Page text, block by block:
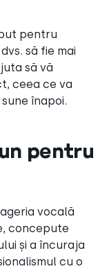
pentru
să fie mai
să vă
ceea ce va
înapoi.
pentru
vocală
concepute
și a încuraja
cu o